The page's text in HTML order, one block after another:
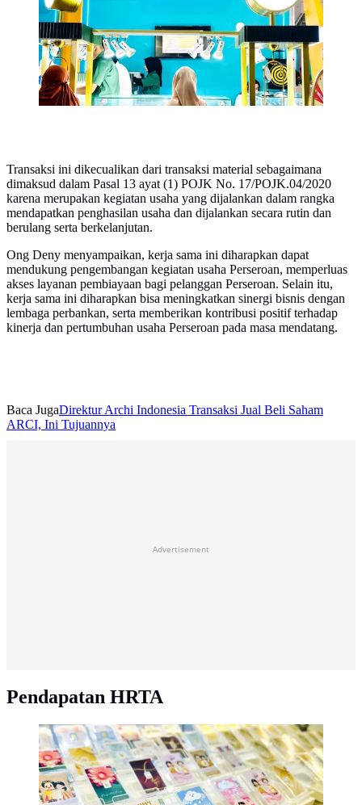
Transaksi ini dikecualikan dari transaksi material sebagaimana
dimaksud dalam Pasal 13 ayat (1) POJK No. 17/POJK.04/2020
karena merupakan kegiatan usaha yang dijalankan dalam rangka
mendapatkan penghasilan usaha dan dijalankan secara rutin dan
berulang serta berkelanjutan.
Ong Deny menyampaikan, kerja sama ini diharapkan dapat
mendukung pengembangan kegiatan usaha Perseroan, memperluas
akses layanan pembiayaan bagi pelanggan Perseroan. Selain itu,
kerja sama ini diharapkan bisa meningkatkan sinergi bisnis dengan
lembaga perbankan, serta memberikan kontribusi positif terhadap
kinerja dan pertumbuhan usaha Perseroan pada masa mendatang.
Baca JugaDirektur Archi Indonesia Transaksi Jual Beli Saham
ARCI, Ini Tujuannya
Advertisement
Pendapatan HRTA